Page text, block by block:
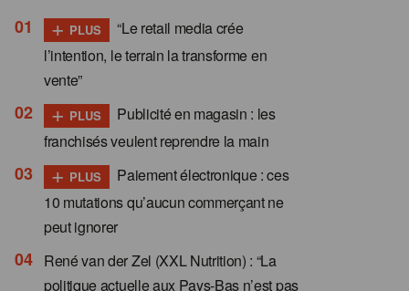
+ PLUS
“Le retail media crée
l’intention, le terrain la transforme en
vente”
+ PLUS
Publicité en magasin : les
franchisés veulent reprendre la main
+ PLUS
Paiement électronique : ces
10 mutations qu’aucun commerçant ne
peut ignorer
René van der Zel (XXL Nutrition) : “La
politique actuelle aux Pays-Bas n’est pas